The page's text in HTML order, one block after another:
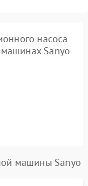
насоса
Sanyo
машины Sanyo